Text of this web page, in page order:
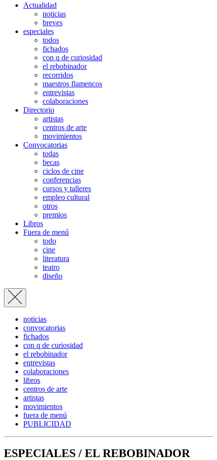
Actualidad
noticias
breves
especiales
todos
fichados
con q de curiosidad
el rebobinador
recorridos
maestros flamencos
entrevistas
colaboraciones
Directorio
artistas
centros de arte
movimientos
Convocatorias
todas
becas
ciclos de cine
conferencias
cursos y talleres
empleo cultural
otros
premios
Libros
Fuera de menú
todo
cine
literatura
teatro
diseño
noticias
convocatorias
fichados
con q de curiosidad
el rebobinador
entrevistas
colaboraciones
libros
centros de arte
artistas
movimientos
fuera de menú
PUBLICIDAD
ESPECIALES / EL REBOBINADOR